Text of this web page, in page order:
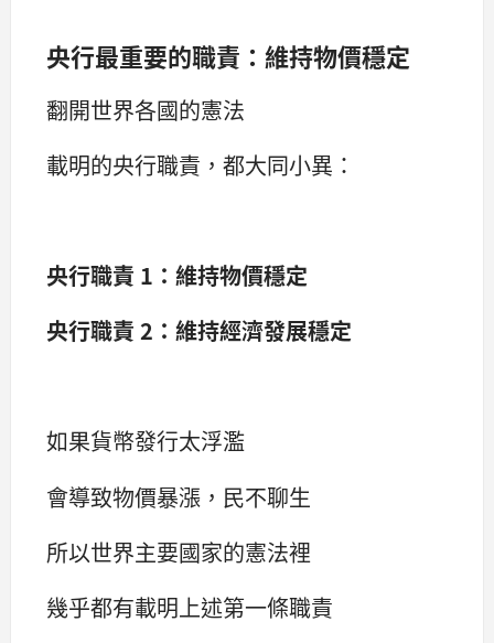
央行最重要的職責：維持物價穩定
翻開世界各國的憲法
載明的央行職責，都大同小異：
央行職責 1：維持物價穩定
央行職責 2：維持經濟發展穩定
如果貨幣發行太浮濫
會導致物價暴漲，民不聊生
所以世界主要國家的憲法裡
幾乎都有載明上述第一條職責